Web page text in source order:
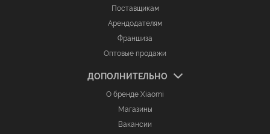
Поставщикам
Арендодателям
Франшиза
Оптовые продажи
ДОПОЛНИТЕЛЬНО
О бренде Xiaomi
Магазины
Вакансии